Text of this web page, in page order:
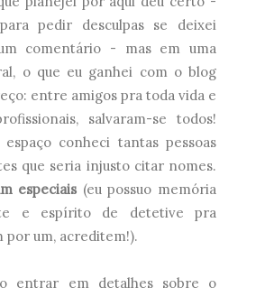
pedir desculpas se deixei
comentário - mas em uma
o que eu ganhei com o blog
entre amigos pra toda vida e
salvaram-se todos!
conheci tantas pessoas
que seria injusto citar nomes.
especiais (eu possuo memória
e espírito de detetive pra
por um, acreditem!).
entrar em detalhes sobre o